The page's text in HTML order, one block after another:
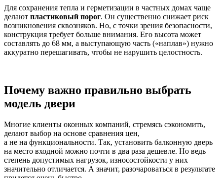
Для сохранения тепла и герметизации в частных домах чаще
делают пластиковый порог. Он существенно снижает риск
возникновения сквозняков. Но, с точки зрения безопасности,
конструкция требует больше внимания. Его высота может
составлять до 68 мм, а выступающую часть («наплав») нужно
аккуратно перешагивать, чтобы не нарушить целостность.
Почему важно правильно выбрать
модель двери
Многие клиенты оконных компаний, стремясь сэкономить,
делают выбор на основе сравнения цен,
а не на функциональности. Так, установить балконную дверь
на место входной можно почти в два раза дешевле. Но ведь
степень допустимых нагрузок, износостойкости у них
значительно отличается. А значит, разочароваться в результате